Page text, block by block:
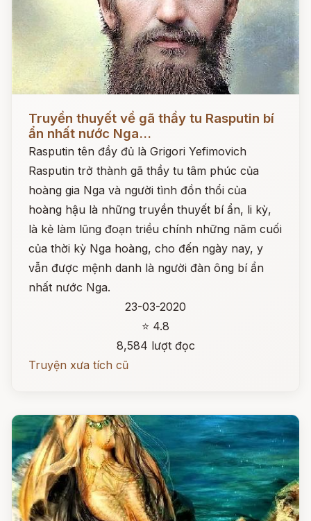
Đọc ngay
Truyền thuyết về gã thầy tu Rasputin bí
ẩn nhất nước Nga...
Rasputin tên đầy đủ là Grigori Yefimovich
Rasputin trở thành gã thầy tu tâm phúc của
hoàng gia Nga và người tình đồn thổi của
hoàng hậu là những truyền thuyết bí ẩn, li kỳ,
là kẻ làm lũng đoạn triều chính những năm cuối
của thời kỳ Nga hoàng, cho đến ngày nay, y
vẫn được mệnh danh là người đàn ông bí ẩn
nhất nước Nga.
23-03-2020
⭐ 4.8
8,584 lượt đọc
Truyện xưa tích cũ